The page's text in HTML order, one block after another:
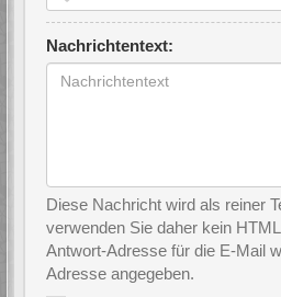
Nachrichtentext:
Diese Nachricht wird als reiner
verwenden Sie daher kein
Antwort-Adresse für die E-Mail
Adresse angegeben.